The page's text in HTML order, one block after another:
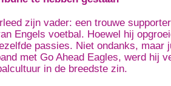
zijn vader: een trouwe
Engels voetbal. Hoewel hij
passies. Niet ondanks, maar
met Go Ahead Eagles, werd hij
in de breedste zin.